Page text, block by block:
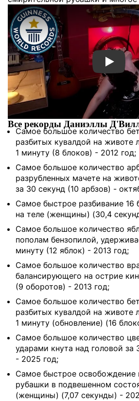
Смотреть
Все рекорды Даниэллы
Самое большое количество
разбитых кувалдой на животе
1 минуту (8 блоков) - 2012 год;
Самое большое количество
разрубленных мачете на
за 30 секунд (10 арбзов) -
Самое быстрое разбивание 16
на теле (женщины) (30,4
Самое большое количество
пополам бензопилой,
минуту (12 яблок) - 2013 год;
Самое большое количество
балансирующего на острие
(9 оборотов) - 2013 год;
Самое большое количество
разбитых кувалдой на животе
1 минуту (обновление) (16
Самое большое количество
ударами кнута над головой за
- 2025 год;
Самое быстрое освобождение
рубашки в подвешенном
(женщины) (7,07 секунды) -